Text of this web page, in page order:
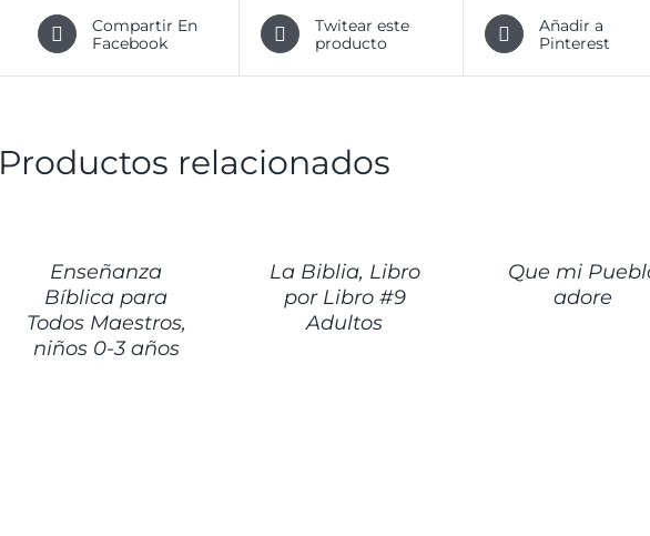
Compartir En
Facebook
Twitear este
producto
Añadir a
Pinterest
Productos relacionados
Enseñanza
Bíblica para
Todos Maestros,
niños 0-3 años
La Biblia, Libro
por Libro #9
Adultos
Que mi
adore